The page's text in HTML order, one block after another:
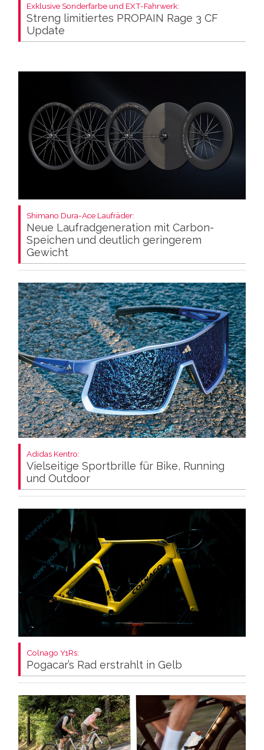
Exklusive Sonderfarbe und EXT-Fahrwerk:
Streng limitiertes PROPAIN Rage 3 CF
Update
Shimano Dura-Ace Laufräder:
Neue Laufradgeneration mit Carbon-
Speichen und deutlich geringerem
Gewicht
Adidas Kentro:
Vielseitige Sportbrille für Bike, Running
und Outdoor
Colnago Y1Rs:
Pogacar’s Rad erstrahlt in Gelb